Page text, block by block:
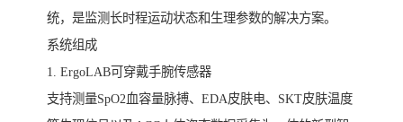
统，是监测长时程运动状态和生理参数的解决方案。
系统组成
1. ErgoLAB可穿戴手腕传感器
支持测量SpO2血容量脉搏、EDA皮肤电、SKT皮肤温度